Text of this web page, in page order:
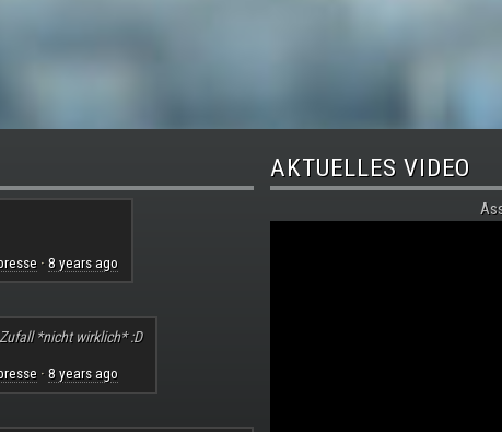
· 8 years ago
*nicht wirklich* :D
· 8 years ago
AKTUELLES VIDEO